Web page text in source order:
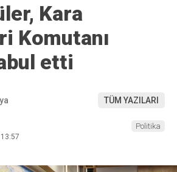
Kara
Komutanı
etti
TÜM YAZILARI
Politika